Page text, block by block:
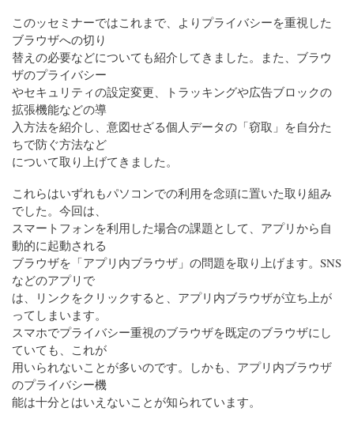
このッセミナーではこれまで、よりプライバシーを重視した
ブラウザへの切り
替えの必要などについても紹介してきました。また、ブラウ
ザのプライバシー
やセキュリティの設定変更、トラッキングや広告ブロックの
拡張機能などの導
入方法を紹介し、意図せざる個人データの「窃取」を自分た
ちで防ぐ方法など
について取り上げてきました。
これらはいずれもパソコンでの利用を念頭に置いた取り組み
でした。今回は、
スマートフォンを利用した場合の課題として、アプリから自
動的に起動される
ブラウザを「アプリ内ブラウザ」の問題を取り上げます。SNS
などのアプリで
は、リンクをクリックすると、アプリ内ブラウザが立ち上が
ってしまいます。
スマホでプライバシー重視のブラウザを既定のブラウザにし
ていても、これが
用いられないことが多いのです。しかも、アプリ内ブラウザ
のプライバシー機
能は十分とはいえないことが知られています。